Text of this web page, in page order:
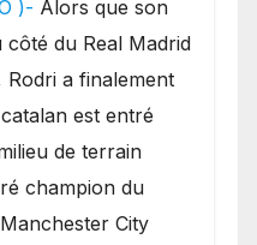
)- Alors que son
du Real Madrid
Rodri a finalement
est entré
de terrain
champion du
City